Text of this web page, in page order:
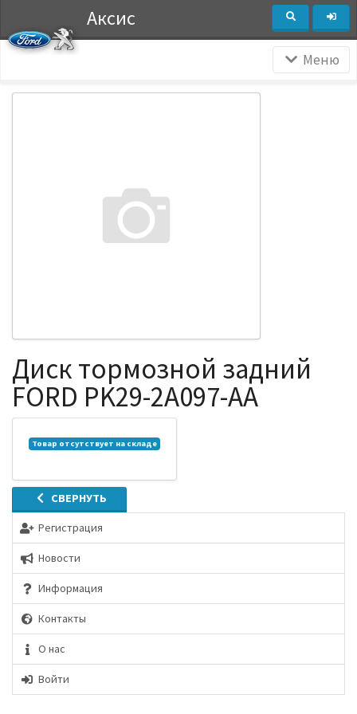
Аксис
Меню
СВЕРНУТЬ
Регистрация
Новости
Информация
Контакты
О нас
Войти
Диск тормозной задний
FORD PK29-2A097-AA
Товар отсутствует на складе